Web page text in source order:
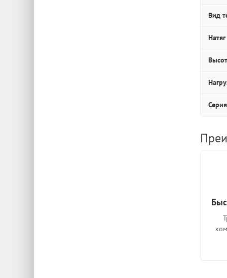
Вид
Натяг
Серия